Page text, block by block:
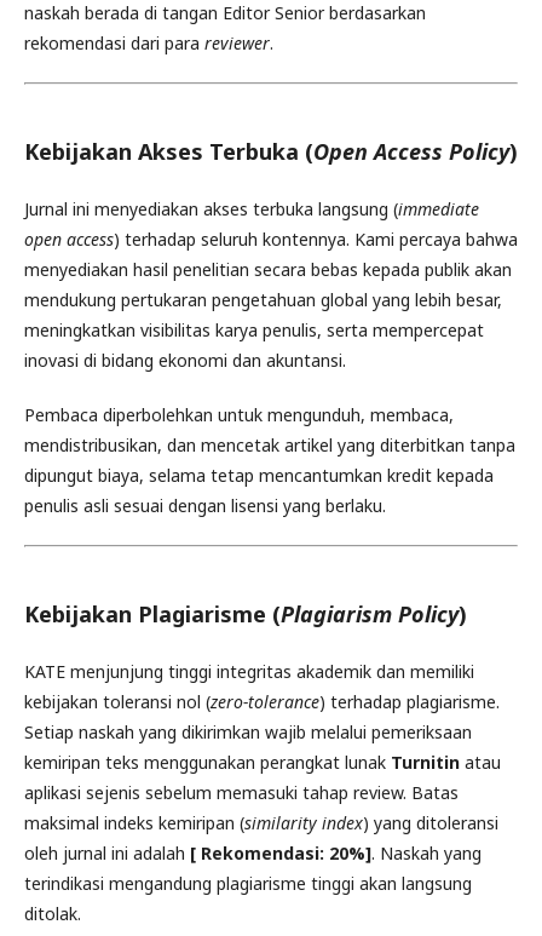
naskah berada di tangan Editor Senior berdasarkan
rekomendasi dari para reviewer.
Kebijakan Akses Terbuka (Open Access Policy)
Jurnal ini menyediakan akses terbuka langsung (immediate
open access) terhadap seluruh kontennya. Kami percaya bahwa
menyediakan hasil penelitian secara bebas kepada publik akan
mendukung pertukaran pengetahuan global yang lebih besar,
meningkatkan visibilitas karya penulis, serta mempercepat
inovasi di bidang ekonomi dan akuntansi.
Pembaca diperbolehkan untuk mengunduh, membaca,
mendistribusikan, dan mencetak artikel yang diterbitkan tanpa
dipungut biaya, selama tetap mencantumkan kredit kepada
penulis asli sesuai dengan lisensi yang berlaku.
Kebijakan Plagiarisme (Plagiarism Policy)
KATE menjunjung tinggi integritas akademik dan memiliki
kebijakan toleransi nol (zero-tolerance) terhadap plagiarisme.
Setiap naskah yang dikirimkan wajib melalui pemeriksaan
kemiripan teks menggunakan perangkat lunak Turnitin atau
aplikasi sejenis sebelum memasuki tahap review. Batas
maksimal indeks kemiripan (similarity index) yang ditoleransi
oleh jurnal ini adalah [ Rekomendasi: 20%]. Naskah yang
terindikasi mengandung plagiarisme tinggi akan langsung
ditolak.